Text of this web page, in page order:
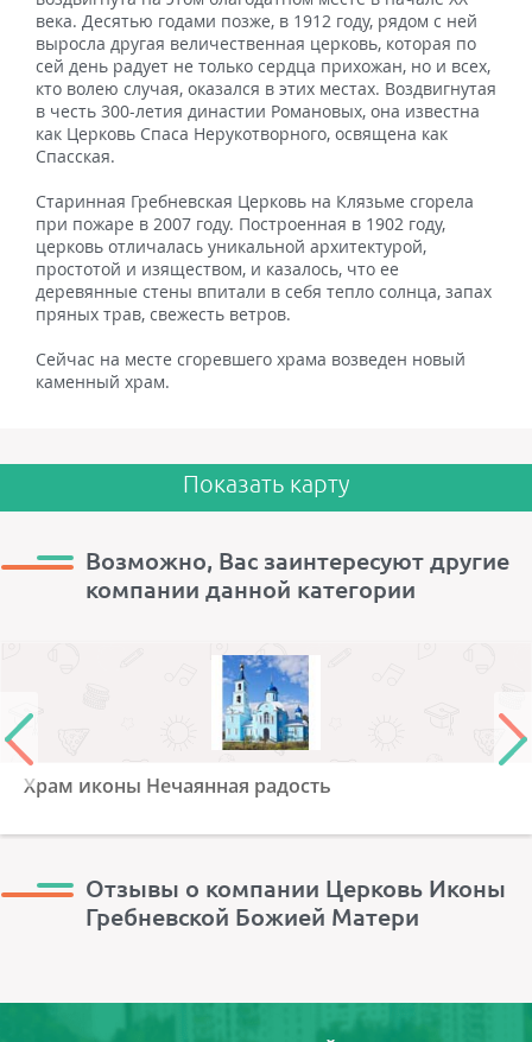
века. Десятью годами позже, в 1912 году, рядом с ней
выросла другая величественная церковь, которая по
сей день радует не только сердца прихожан, но и всех,
кто волею случая, оказался в этих местах. Воздвигнутая
в честь 300-летия династии Романовых, она известна
как Церковь Спаса Нерукотворного, освящена как
Спасская.
Старинная Гребневская Церковь на Клязьме сгорела
при пожаре в 2007 году. Построенная в 1902 году,
церковь отличалась уникальной архитектурой,
простотой и изяществом, и казалось, что ее
деревянные стены впитали в себя тепло солнца, запах
пряных трав, свежесть ветров.
Сейчас на месте сгоревшего храма возведен новый
каменный храм.
Показать карту
Возможно, Вас заинтересуют другие
компании данной категории
Храм иконы Нечаянная радость
Отзывы о компании Церковь Иконы
Гребневской Божией Матери